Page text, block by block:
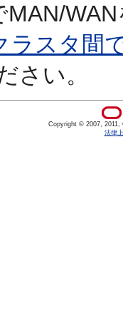
ラスタ
さい。
Copyright © 2007, 2011,
法律